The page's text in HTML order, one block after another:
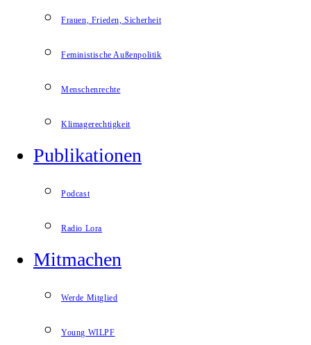
Frauen, Frieden, Sicherheit
Feministische Außenpolitik
Menschenrechte
Klimagerechtigkeit
Publikationen
Podcast
Radio Lora
Mitmachen
Werde Mitglied
Young WILPF